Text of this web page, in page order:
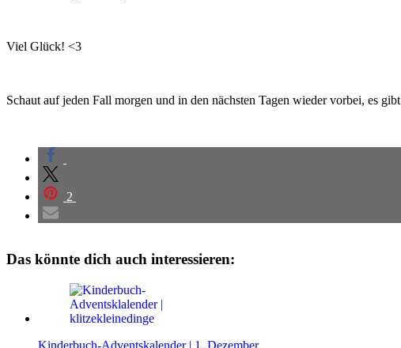
Viel Glück! <3
Schaut auf jeden Fall morgen und in den nächsten Tagen wieder vorbei, es
2
Das könnte dich auch interessieren:
Kinderbuch-Adventskalender | 1. Dezember